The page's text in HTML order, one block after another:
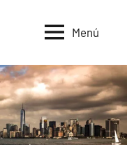
Menú